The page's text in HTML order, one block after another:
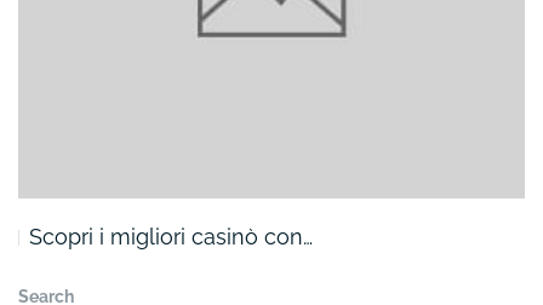
Scopri i migliori casinò con…
Search